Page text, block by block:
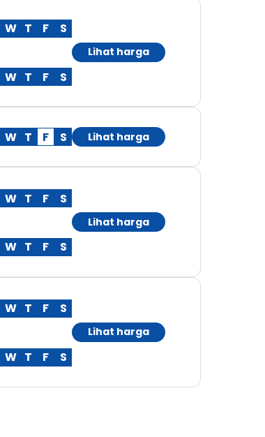
W T F S
W T F S
Lihat harga
W T F S Lihat harga
W T F S
W T F S
Lihat harga
W T F S
W T F S
Lihat harga